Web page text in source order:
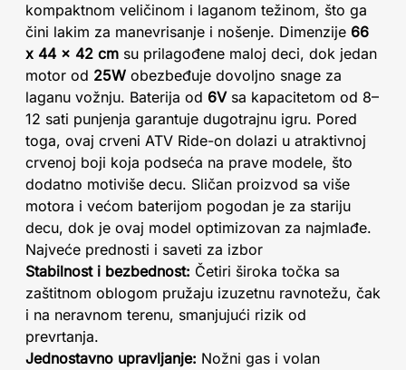
kompaktnom veličinom i laganom težinom, što ga
čini lakim za manevrisanje i nošenje. Dimenzije 66
x 44 x 42 cm su prilagođene maloj deci, dok jedan
motor od 25W obezbeđuje dovoljno snage za
laganu vožnju. Baterija od 6Vsa kapacitetom od 8–
12 sati punjenja garantuje dugotrajnu igru. Pored
toga, ovaj crveni ATV Ride-on dolazi u atraktivnoj
crvenoj boji koja podseća na prave modele, što
dodatno motiviše decu. Sličan proizvod sa više
motora i većom baterijom pogodan je za stariju
decu, dok je ovaj model optimizovan za najmlađe.
Najveće prednosti i saveti za izbor
Stabilnost i bezbednost: Četiri široka točka sa
zaštitnom oblogom pružaju izuzetnu ravnotežu, čak
i na neravnom terenu, smanjujući rizik od
prevrtanja.
Jednostavno upravljanje: Nožni gas i volan